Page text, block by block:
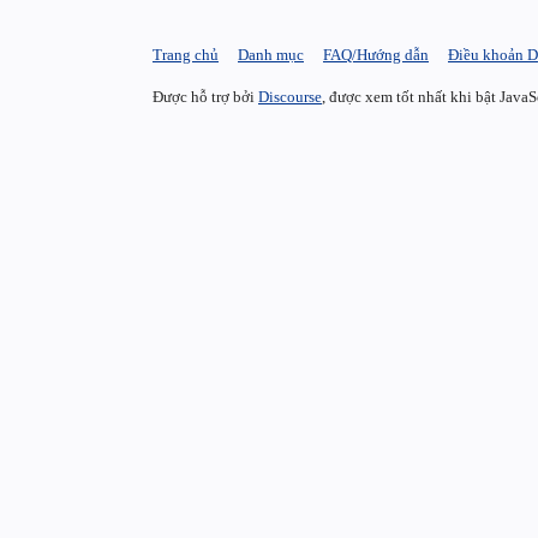
Trang chủ Danh mục FAQ/Hướng dẫn Điều khoản
Được hỗ trợ bởi Discourse, được xem tốt nhất khi bật